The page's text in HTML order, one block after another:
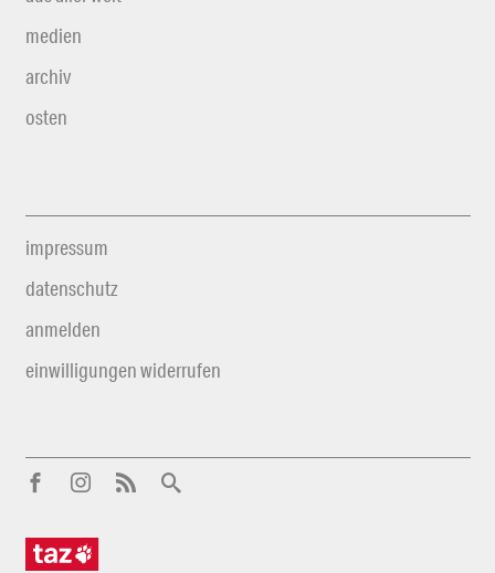
medien
archiv
osten
impressum
datenschutz
anmelden
einwilligungen widerrufen